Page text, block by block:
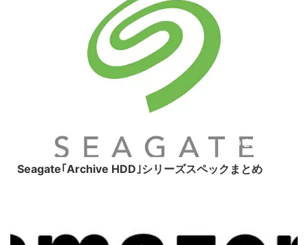
2015/3/2
Seagate｢Archive HDD｣シリーズスペックまとめ